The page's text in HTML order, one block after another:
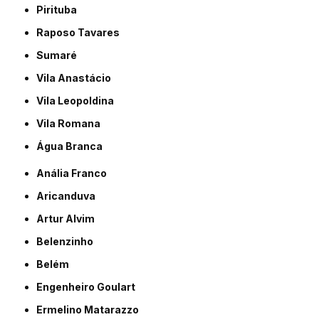
Pirituba
Raposo Tavares
Sumaré
Vila Anastácio
Vila Leopoldina
Vila Romana
Água Branca
Anália Franco
Aricanduva
Artur Alvim
Belenzinho
Belém
Engenheiro Goulart
Ermelino Matarazzo